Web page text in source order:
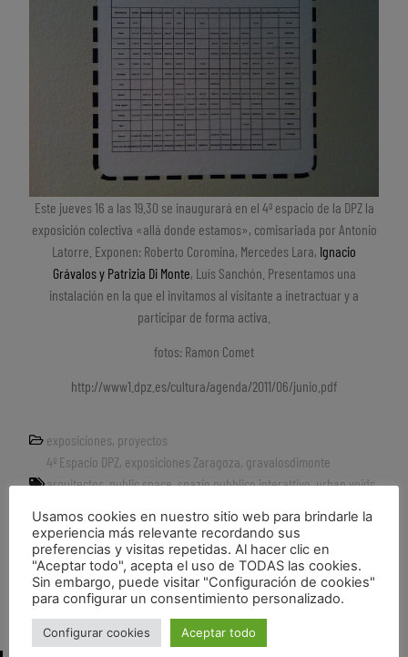
Este jueves 16 a las 19.30 se inaugurará en el 4º espacio de la DPZ la
exposición colectiva «allá donde estamos», comisariada por Antonio
Latorre. Exponen: Roberto Coromina, Mercedes Lara, Ignacio
Grávalos y Patrizia Di Monte, Luís Sanchón. Presentamos una
instalación en la que el invitamos al visitante a inetractuar y a
participar de forma activa.
fotos: Ramon Comet
http://www1.dpz.es/cultura/agenda/2011/06/junio.pdf
exposiciones, proyectos
4º Espacio DPZ, exposiciones Zaragoza, gravalosdimonte
arquitectos,public space,spazio pubblico interattivo,urban voids,
exposición en Zaragoza Activa
Usamos cookies en nuestro sitio web para brindarle la
experiencia más relevante recordando sus
preferencias y visitas repetidas. Al hacer clic en
"Aceptar todo", acepta el uso de TODAS las cookies.
Sin embargo, puede visitar "Configuración de cookies"
para configurar un consentimiento personalizado.
Configurar cookies Aceptar todo